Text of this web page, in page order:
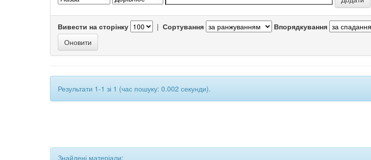
Вивести на сторінку | Сортування Впорядкування
Результати 1-1 зі 1 (час пошуку: 0.002 секунди).
Знайдені матеріали: